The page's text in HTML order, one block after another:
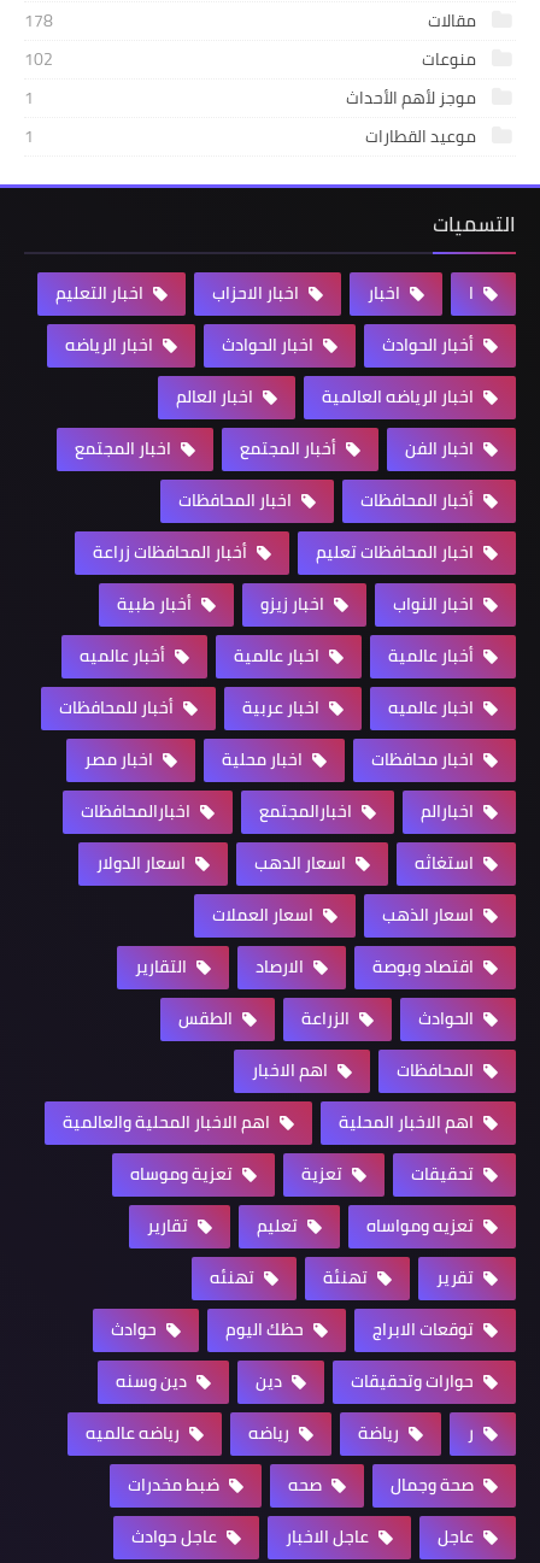
مقالات
178
منوعات
102
موجز لأهم الأحداث
1
موعيد القطارات
1
التسميات
ا اخبار اخبار الاحزاب
اخبار التعليم
أخبار الحوادث
اخبار الحوادث
اخبار الرياضه
اخبار الرياضه العالمية
اخبار العالم
اخبار الفن
أخبار المجتمع
اخبار المجتمع
أخبار المحافظات
اخبار المحافظات
اخبار المحافظات تعليم
أخبار المحافظات زراعة
اخبار النواب
اخبار زيزو
أخبار طبية
أخبار عالمية
اخبار عالمية
أخبار عالميه
اخبار عالميه
اخبار عربية
أخبار للمحافظات
اخبار محافظات
اخبار محلية
اخبار مصر
اخبارالم
اخبارالمجتمع
اخبارالمحافظات
استغاثه
اسعار الدهب
اسعار الدولار
اسعار الذهب
اسعار العملات
اقتصاد وبوصة
الارصاد
التقارير
الحوادث
الزراعة
الطقس
المحافظات
اهم الاخبار
اهم الاخبار المحلية
اهم الاخبار المحلية والعالمية
تحقيقات
تعزية
تعزية وموساه
تعزيه ومواساه
تعليم
تقارير
تقرير
تهنئة
تهنئه
توقعات الابراج
حظك اليوم
حوادث
حوارات وتحقيقات
دين
دين وسنه
ر
رياضة رياضه
رياضه عالميه
صحة وجمال
صحه
ضبط مخدرات
عاجل
عاجل الاخبار
عاجل حوادث